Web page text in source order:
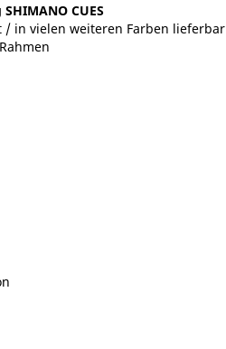
CUES
/ in vielen weiteren Farben lieferbar